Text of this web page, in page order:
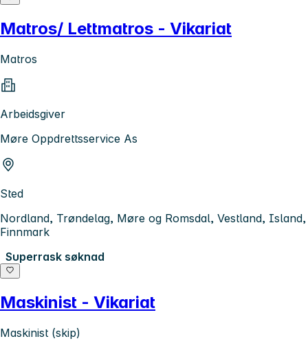
Matros/ Lettmatros - Vikariat
Matros
Arbeidsgiver
Møre Oppdrettsservice As
Sted
Nordland, Trøndelag, Møre og Romsdal, Vestland, Island,
Finnmark
Superrask søknad
Maskinist - Vikariat
Maskinist (skip)